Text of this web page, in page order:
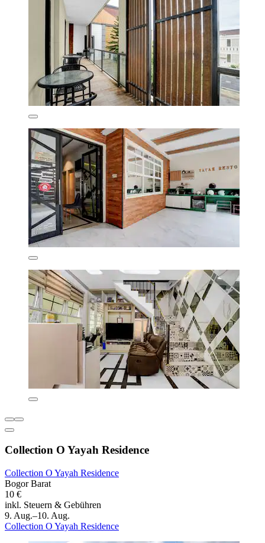
Collection O Yayah Residence
Collection O Yayah Residence
Bogor Barat
10 €
inkl. Steuern & Gebühren
9. Aug.–10. Aug.
Collection O Yayah Residence